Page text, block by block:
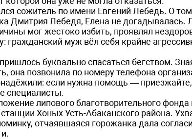
сожитель по имени Евгений Лебедь. О
Дмитрия Лебедя, Елена не
мог жестоко избить, проявлял
гражданский муж вёл себя крайне
буквально спасаться бегством.
она позвонила по номеру телефона
если нужна помощь —
специалисты.
липового благотворительного
Хоных Усть-Абаканского района.
отчаявшаяся горожанка дала